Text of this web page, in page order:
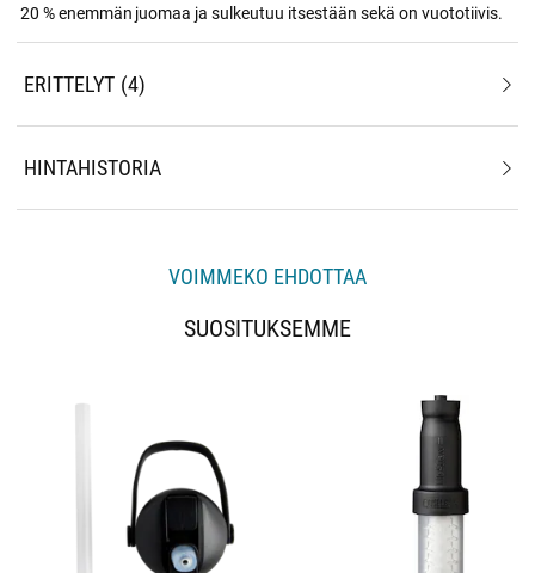
20 % enemmän juomaa ja sulkeutuu itsestään sekä on vuototiivis.
ERITTELYT 4
HINTAHISTORIA
VOIMMEKO EHDOTTAA
SUOSITUKSEMME